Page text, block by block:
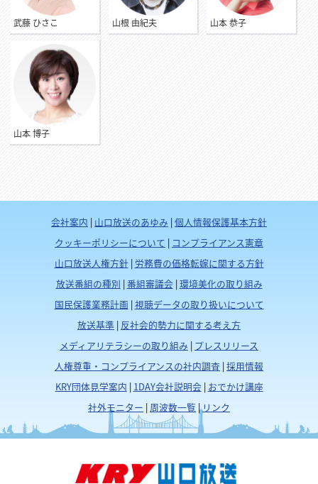
武藤 ひさこ 山根 由紀夫 山本 恭子
山本 博子
会社案内 | 山口放送のあゆみ |個人情報保護基本方針
クッキーポリシーについて | コンプライアンス憲章
山口放送人権方針| 労務費の価格転嫁に関する方針
放送番組の種別 |番組審議会|環境美化の取り組み
国民保護業務計画 |視聴データの取り扱いについて
放送基準 | 反社会的勢力に関する考え方
メディアリテラシーの取り組み | プレスリリース
人権尊重・コンプライアンスの社内調査 |採用情報
KRY団体見学案内 | 1DAY会社説明会| おでかけ講座
社外モニター | 周波数一覧 |リンク